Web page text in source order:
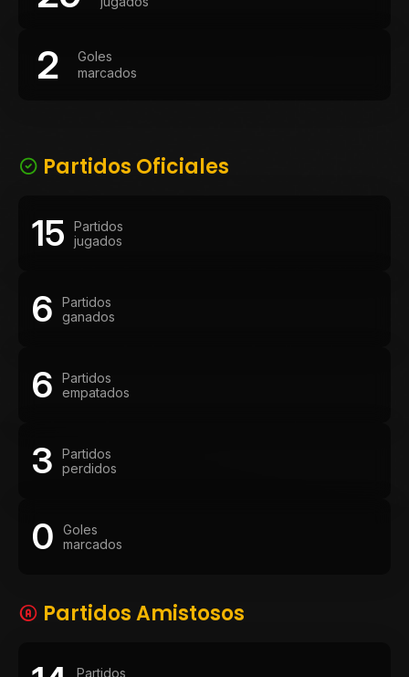
2
Goles
marcados
Partidos Oficiales
15
Partidos
jugados
6
Partidos
ganados
6
Partidos
empatados
3
Partidos
perdidos
0
Goles
marcados
Partidos Amistosos
Partidos